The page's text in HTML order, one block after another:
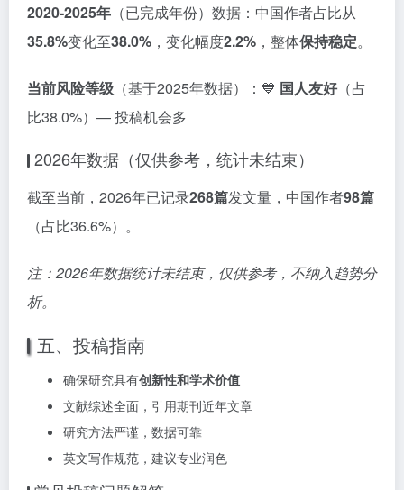
2020-2025年 （已完成年份）数据：中国作者占比从
35.8%变化至38.0% ，变化幅度2.2% ，整体保持稳定。
当前风险等级 （基于2025年数据）：💙 国人友好（占
比38.0%）— 投稿机会多
2026年数据（仅供参考，统计未结束）
截至当前，2026年已记录268篇发文量，中国作者98篇
（占比36.6%）。
注：2026年数据统计未结束，仅供参考，不纳入趋势分
析。
五、投稿指南
确保研究具有创新性和学术价值
文献综述全面，引用期刊近年文章
研究方法严谨，数据可靠
英文写作规范，建议专业润色